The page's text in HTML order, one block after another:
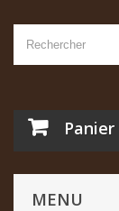
Panier
MENU